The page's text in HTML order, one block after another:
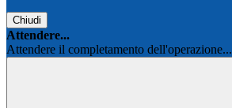
Chiudi
Attendere...
Attendere il completamento dell'operazione...